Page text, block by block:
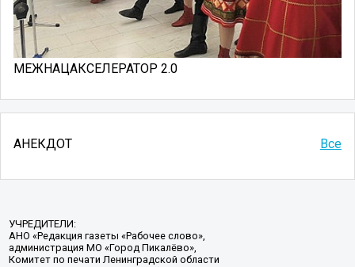
МЕЖНАЦАКСЕЛЕРАТОР 2.0
АНЕКДОТ Все
УЧРЕДИТЕЛИ:
АНО «Редакция газеты «Рабочее слово»,
администрация МО «Город Пикалёво»,
Комитет по печати Ленинградской области